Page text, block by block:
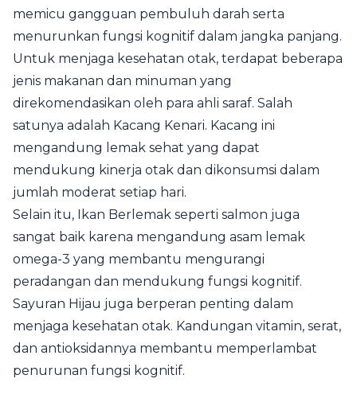
memicu gangguan pembuluh darah serta
menurunkan fungsi kognitif dalam jangka panjang.
Untuk menjaga kesehatan otak, terdapat beberapa
jenis makanan dan minuman yang
direkomendasikan oleh para ahli saraf. Salah
satunya adalah Kacang Kenari. Kacang ini
mengandung lemak sehat yang dapat
mendukung kinerja otak dan dikonsumsi dalam
jumlah moderat setiap hari.
Selain itu, Ikan Berlemak seperti salmon juga
sangat baik karena mengandung asam lemak
omega-3 yang membantu mengurangi
peradangan dan mendukung fungsi kognitif.
Sayuran Hijau juga berperan penting dalam
menjaga kesehatan otak. Kandungan vitamin, serat,
dan antioksidannya membantu memperlambat
penurunan fungsi kognitif.